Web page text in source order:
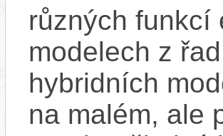
různých funkcí
modelech z
hybridních
na malém, ale